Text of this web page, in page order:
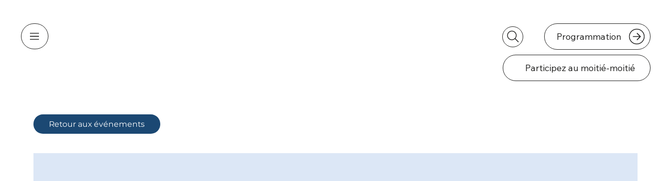
Programmation
Participez au moitié-moitié
Retour aux événements